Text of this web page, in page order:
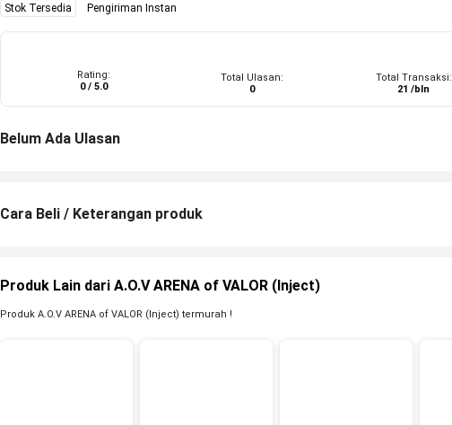
Stok Tersedia Pengiriman Instan
Rating:
0 / 5.0
Total Ulasan:
0
Total Transaksi:
21 /bln
Belum Ada Ulasan
Cara Beli / Keterangan produk
Produk Lain dari A.O.V ARENA of VALOR (Inject)
Produk A.O.V ARENA of VALOR (Inject) termurah !